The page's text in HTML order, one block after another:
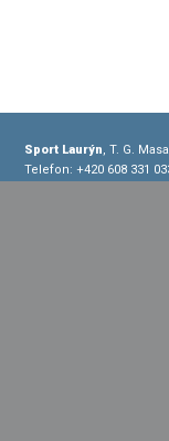
Sport Laurýn, T. G.
Telefon: +420 608 331